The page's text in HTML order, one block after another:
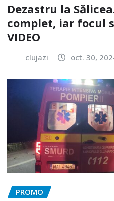
Dezastru la
complet, iar focul
VIDEO
clujazi oct. 30,
PROMO